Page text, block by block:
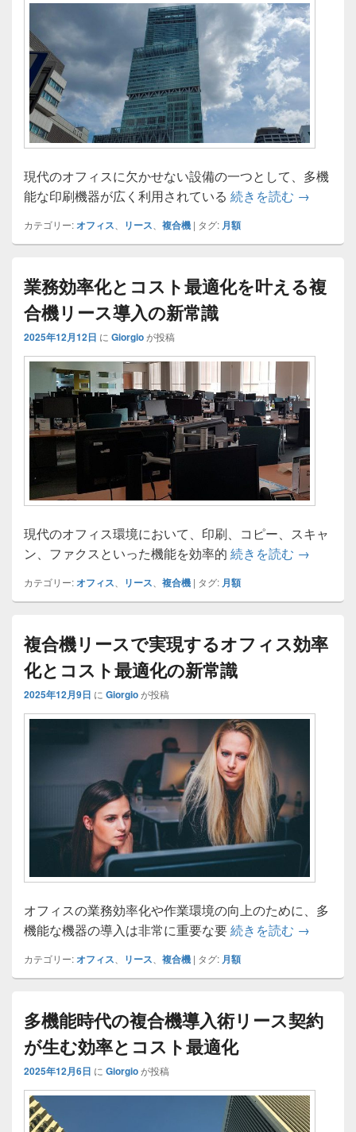
現代のオフィスに欠かせない設備の一つとして、多機
能な印刷機器が広く利用されている 続きを読む 複合機リ
→
カテゴリー:オフィス リース 複合機 | タグ: 月額
業務効率化とコスト最適化を叶える複
合機リース導入の新常識
2025年12月12日 に Giorgioが投稿
現代のオフィス環境において、印刷、コピー、スキャ
ン、ファクスといった機能を効率的 続きを読む 業務効率
→
カテゴリー:オフィス リース 複合機 | タグ: 月額
複合機リースで実現するオフィス効率
化とコスト最適化の新常識
2025年12月9日 に Giorgioが投稿
オフィスの業務効率化や作業環境の向上のために、多
機能な機器の導入は非常に重要な要続きを読む 複合機リ
→
カテゴリー:オフィス リース 複合機 | タグ: 月額
多機能時代の複合機導入術リース契約
が生む効率とコスト最適化
2025年12月6日 に Giorgioが投稿